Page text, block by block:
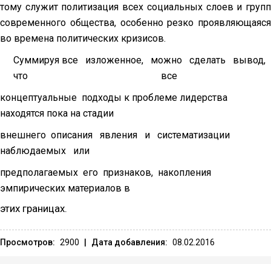
тому служит политизация всех социальных слоев и групп
современного общества, особенно резко проявляющаяся
во времена политических кризисов.
Суммируя все изложенное, можно сделать вывод,
что все
концептуальные подходы к проблеме лидерства
находятся пока на стадии
внешнего описания явления и систематизации
наблюдаемых или
предполагаемых его признаков, накопления
эмпирических материалов в
этих границах.
Просмотров: 2900 | Дата добавления: 08.02.2016